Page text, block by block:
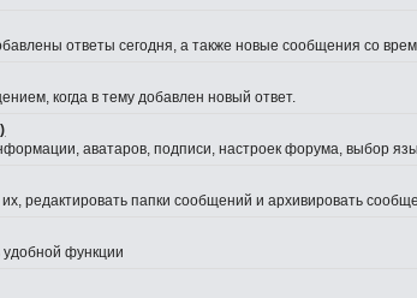
ответы сегодня, а также новые сообщения со
когда в тему добавлен новый ответ.
аватаров, подписи, настроек форума, выбор
редактировать папки сообщений и архивировать
функции